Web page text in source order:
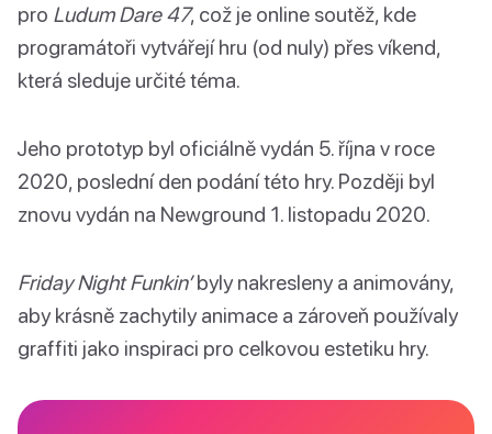
pro Ludum Dare 47, což je online soutěž, kde
programátoři vytvářejí hru (od nuly) přes víkend,
která sleduje určité téma.
Jeho prototyp byl oficiálně vydán 5. října v roce
2020, poslední den podání této hry. Později byl
znovu vydán na Newground 1. listopadu 2020.
Friday Night Funkin’byly nakresleny a animovány,
aby krásně zachytily animace a zároveň používaly
graffiti jako inspiraci pro celkovou estetiku hry.